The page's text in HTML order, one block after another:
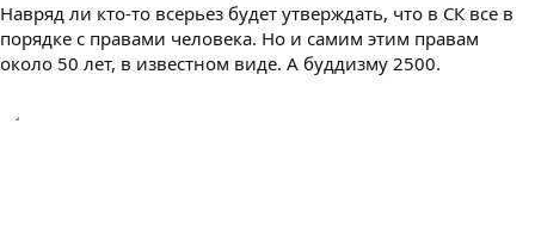
Навряд ли кто-то всерьез будет утверждать, что в СК все в
порядке с правами человека. Но и самим этим правам
около 50 лет, в известном виде. А буддизму 2500.